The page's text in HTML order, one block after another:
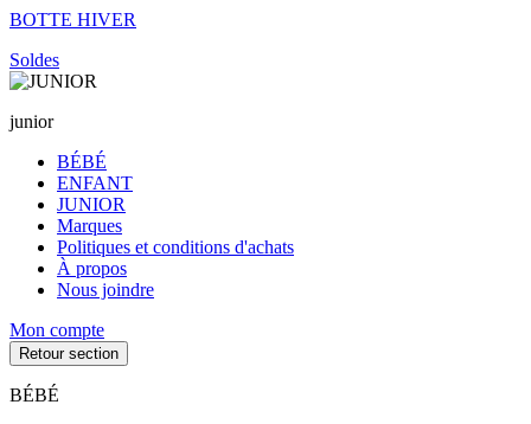
BOTTE HIVER
Soldes
junior
BÉBÉ
ENFANT
JUNIOR
Marques
Politiques et conditions d'achats
À propos
Nous joindre
Mon compte
Retour section
BÉBÉ